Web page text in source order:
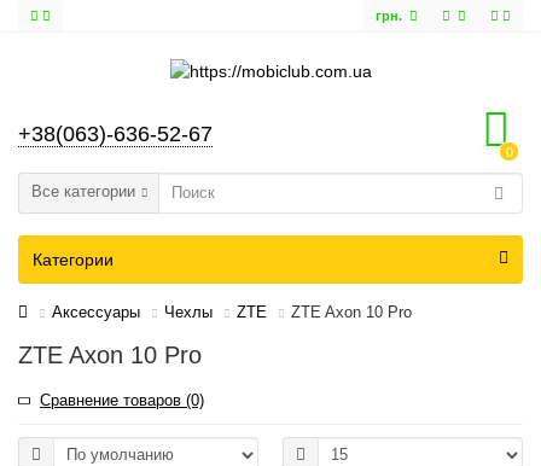
грн.
+38(063)-636-52-67
0
Все категории
Категории
Аксессуары Чехлы ZTE ZTE Axon 10 Pro
ZTE Axon 10 Pro
Сравнение товаров (0)